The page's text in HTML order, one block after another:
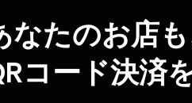
なたの​お店
コード決済